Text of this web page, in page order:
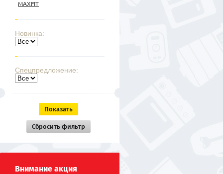
MAXFIT
Новинка:
Спецпредложение:
Показать
Сбросить фильтр
Внимание акция